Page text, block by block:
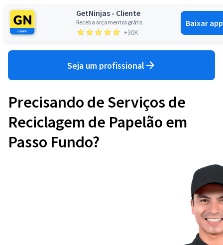
GetNinjas - Cliente
Receba orçamentos grátis
+30K
Baixar app
Seja um profissional
Precisando de Serviços de
Reciclagem de Papelão em
Passo Fundo?